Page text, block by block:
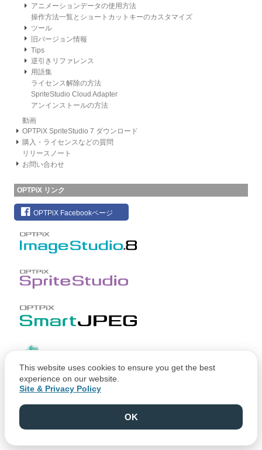
アニメーションデータの使用方法
操作方法一覧とショートカットキーのカスタマイズ
ツール
旧バージョン情報
Tips
逆引きリファレンス
用語集
ライセンス解除の方法
SpriteStudio Cloud Adapter
アンインストールの方法
動画
OPTPiX SpriteStudio 7 ダウンロード
購入・ライセンスなどの質問
リリースノート
お問い合わせ
OPTPiX リンク
OPTPiX Facebookページ
Copyright © CRI Middleware Co., Ltd.
This website uses cookies to ensure you get the best
experience on our website.
Site & Privacy Policy
OK